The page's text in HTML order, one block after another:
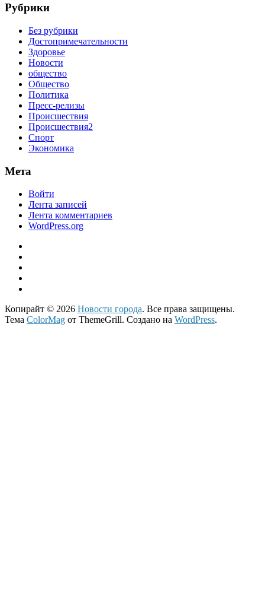
Рубрики
Без рубрики
Достопримечательности
Здоровье
Новости
общество
Общество
Политика
Пресс-релизы
Происшествия
Происшествия2
Спорт
Экономика
Мета
Войти
Лента записей
Лента комментариев
WordPress.org
Копирайт © 2026 Новости города. Все права защищены.
Тема ColorMag от ThemeGrill. Создано на WordPress.